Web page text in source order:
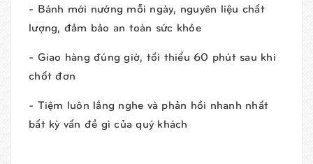
- Bánh mới nướng mỗi ngày, nguyên liệu chất
lượng, đảm bảo an toàn sức khỏe
- Giao hàng đúng giờ, tối thiểu 60 phút sau khi
chốt đơn
- Tiệm luôn lắng nghe và phản hồi nhanh nhất
bất kỳ vấn đề gì của quý khách